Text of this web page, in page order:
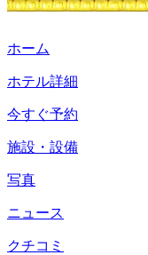
ホーム
ホテル詳細
今すぐ予約
施設・設備
写真
ニュース
クチコミ